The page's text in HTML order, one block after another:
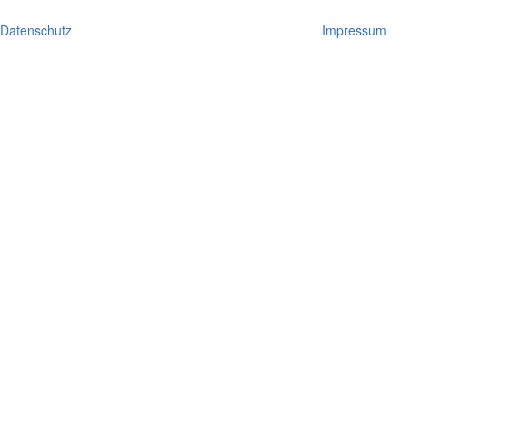
Datenschutz Impressum